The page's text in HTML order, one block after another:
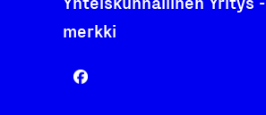
merkki